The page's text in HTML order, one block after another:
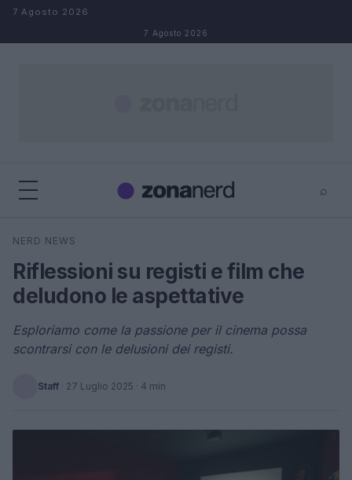
Salta al contenuto
7 Agosto 2026
7 Agosto 2026
⌕
Cerca
NERD NEWS
Riflessioni su registi e film che
deludono le aspettative
Esploriamo come la passione per il cinema possa
scontrarsi con le delusioni dei registi.
Staff · 27 Luglio 2025 · 4 min